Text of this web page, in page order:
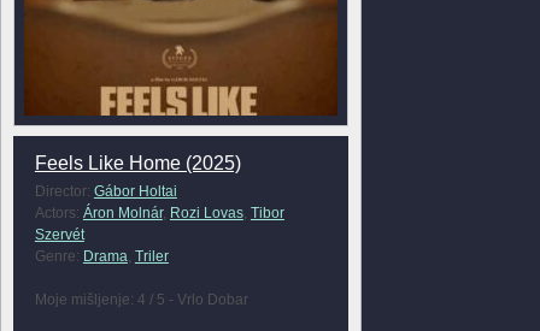
Feels Like Home (2025)
Director: Gábor Holtai
Actors: Áron Molnár, Rozi Lovas, Tibor
Szervét
Genre: Drama, Triler
Moje mišljenje: 4 / 5 - Vrlo Dobar